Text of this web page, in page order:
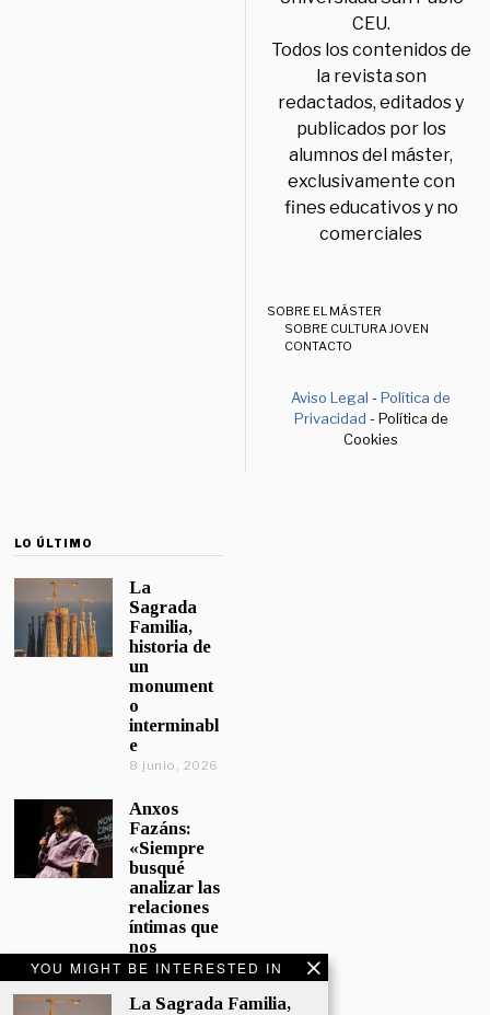
YOU MIGHT BE INTERESTED IN
La Sagrada Familia,
CEU.
Todos los contenidos de
la revista son
redactados, editados y
publicados por los
alumnos del máster,
exclusivamente con
fines educativos y no
comerciales
SOBRE EL MÁSTER
SOBRE CULTURA JOVEN
CONTACTO
Aviso Legal -Política de
Privacidad - Política de
Cookies
LO ÚLTIMO
La
Sagrada
Familia,
historia de
un
monument
o
interminabl
e
8 junio, 2026
Anxos
Fazáns:
«Siempre
busqué
analizar las
relaciones
íntimas que
nos
afectan»